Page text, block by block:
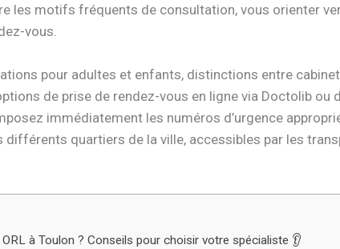
les motifs fréquents de consultation, vous orienter
vous.
pour adultes et enfants, distinctions entre
de prise de rendez-vous en ligne via Doctolib ou
immédiatement les numéros d’urgence
quartiers de la ville, accessibles par les
à Toulon ? Conseils pour choisir votre spécialiste 👂